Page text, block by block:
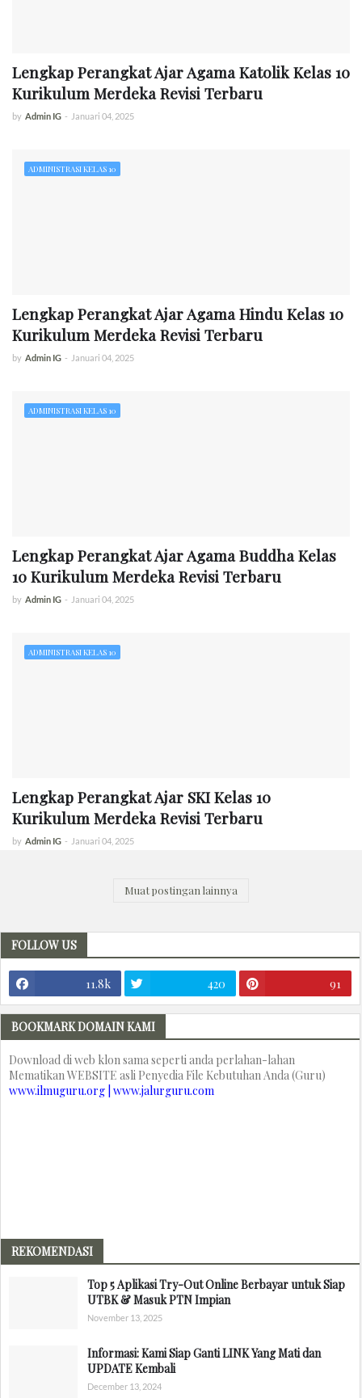
Lengkap Perangkat Ajar Agama Katolik Kelas 10
Kurikulum Merdeka Revisi Terbaru
by Admin IG - Januari 04, 2025
ADMINISTRASI KELAS 10
Lengkap Perangkat Ajar Agama Hindu Kelas 10
Kurikulum Merdeka Revisi Terbaru
by Admin IG - Januari 04, 2025
ADMINISTRASI KELAS 10
Lengkap Perangkat Ajar Agama Buddha Kelas
10 Kurikulum Merdeka Revisi Terbaru
by Admin IG - Januari 04, 2025
ADMINISTRASI KELAS 10
Lengkap Perangkat Ajar SKI Kelas 10
Kurikulum Merdeka Revisi Terbaru
by Admin IG - Januari 04, 2025
Muat postingan lainnya
FOLLOW US
11.8k 420 91
BOOKMARK DOMAIN KAMI
Download di web klon sama seperti anda perlahan-lahan
Mematikan WEBSITE asli Penyedia File Kebutuhan Anda (Guru)
www.ilmuguru.org | www.jalurguru.com
REKOMENDASI
Top 5 Aplikasi Try-Out Online Berbayar untuk Siap
UTBK & Masuk PTN Impian
November 13, 2025
Informasi: Kami Siap Ganti LINK Yang Mati dan
UPDATE Kembali
December 13, 2024